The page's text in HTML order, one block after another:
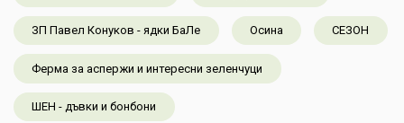
КАМПАНИИ
АКЦИИ
ГОТОВИ ЗА ХАПВАНЕ
ЗП Павел Конуков - ядки БаЛе Осина СЕЗОН
Ферма за аспержи и интересни зеленчуци
ШЕН - дъвки и бонбони